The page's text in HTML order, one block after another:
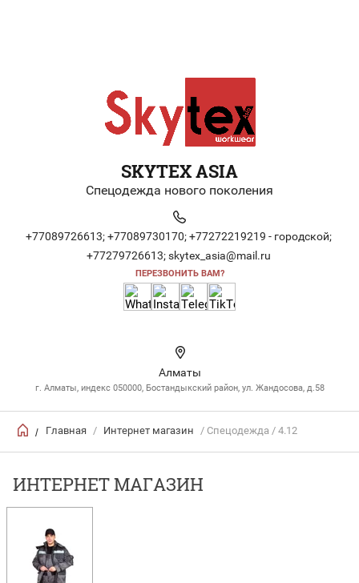
SKYTEX ASIA
Спецодежда нового поколения
+77089726613; +77089730170; +77272219219 - городской;
+77279726613; skytex_asia@mail.ru
ПЕРЕЗВОНИТЬ ВАМ?
Алматы
г. Алматы, индекс 050000, Бостандыкский район, ул. Жандосова, д.58
/ Главная / Интернет магазин / Спецодежда / 4.12
ИНТЕРНЕТ МАГАЗИН